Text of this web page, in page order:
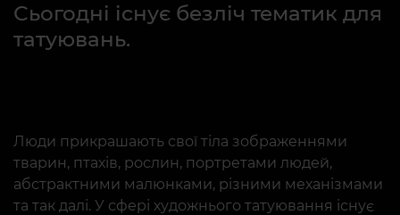
Сьогодні існує безліч тематик для
татуювань.
Люди прикрашають свої тіла зображеннями
тварин, птахів, рослин, портретами людей,
абстрактними малюнками, різними механізмами
та так далі. У сфері художнього татуювання існує